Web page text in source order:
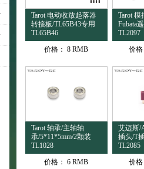
Tarot 电动收放起落器
转接板/TL65B43专用
TL65B46
价格： 8 RMB
Tarot
Fubata
TL2097
价
Tarot 轴承/主轴轴
承/5*11*5mm/2颗装
TL1028
价格： 6 RMB
艾迈斯/
插头/T
TL2085
价